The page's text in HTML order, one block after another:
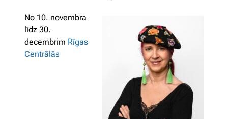
No 10. novembra
līdz 30.
decembrim Rīgas
Centrālās